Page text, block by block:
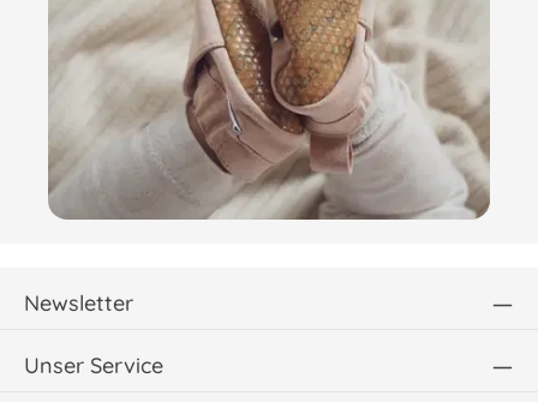
Newsletter
Unser Service